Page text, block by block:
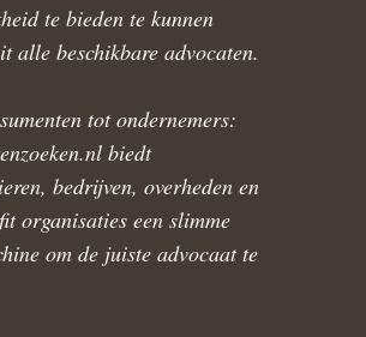
te bieden te kunnen
alle beschikbare advocaten.
tot ondernemers:
biedt
bedrijven, overheden en
organisaties een slimme
om de juiste advocaat te